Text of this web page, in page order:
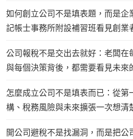
如何創立公司不是填表題，而是企
記帳士事務所附設補習班看見創業
公司報稅不是交出去就好：老闆在
與每個決策背後，都需要看見未來
怎麼成立公司不是填表而已：從第
構、稅務風險與未來擴張一次想清
開公司避稅不是找漏洞，而是把